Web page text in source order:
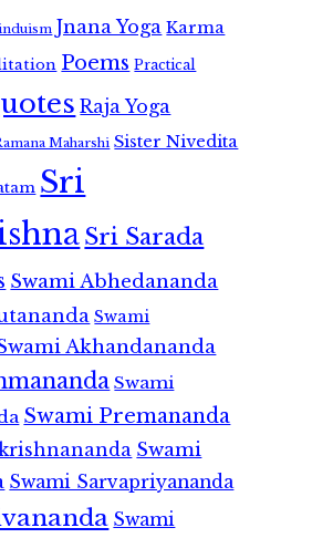
Jnana Yoga Karma
Poems Practical
Raja Yoga
Maharshi Sister Nivedita
Sri
Sri Sarada
Swami Abhedananda
Swami
Akhandananda
Swami
Swami Premananda
Swami
Swami Sarvapriyananda
Swami